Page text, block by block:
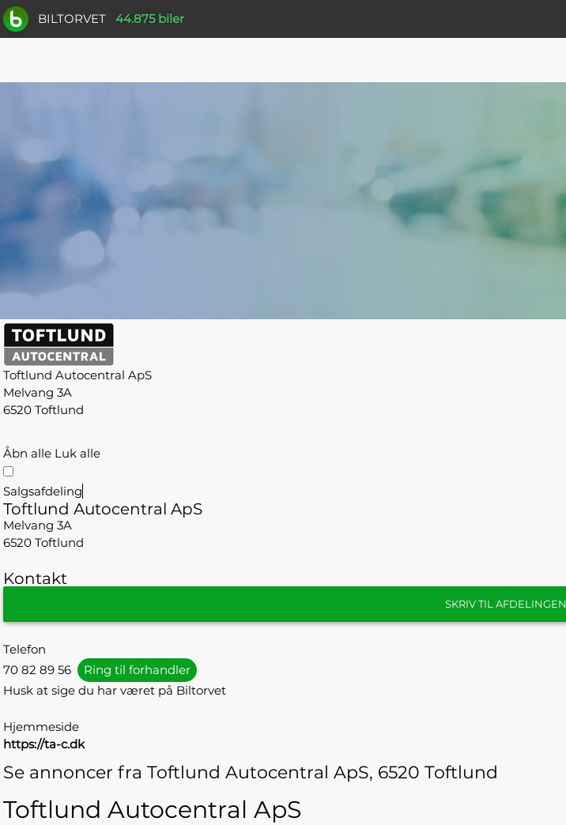
BILTORVET 44.875 biler
Toftlund Autocentral ApS
Melvang 3A
6520 Toftlund
Åbn alle Luk alle
Salgsafdeling
Toftlund Autocentral ApS
Melvang 3A
6520 Toftlund
Kontakt
SKRIV TIL AFDELINGEN
Telefon
70 82 89 56
Ring til forhandler
Husk at sige du har været på Biltorvet
Hjemmeside
https://ta-c.dk
Se annoncer fra Toftlund Autocentral ApS, 6520 Toftlund
Toftlund Autocentral ApS